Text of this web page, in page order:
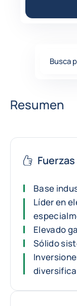
Busca
Resumen
Fuerzas
Base
Líder en
Elevado
Sólido